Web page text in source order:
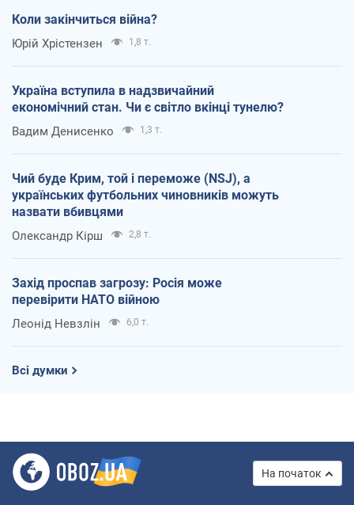
Коли закінчиться війна?
Юрій Хрістензен 1,8 т.
Україна вступила в надзвичайний
економічний стан. Чи є світло вкінці тунелю?
Вадим Денисенко 1,3 т.
Чий буде Крим, той і переможе (NSJ), а
українських футбольних чиновників можуть
назвати вбивцями
Олександр Кірш 2,8 т.
Захід проспав загрозу: Росія може
перевірити НАТО війною
Леонід Невзлін 6,0 т.
Всі думки
На початок